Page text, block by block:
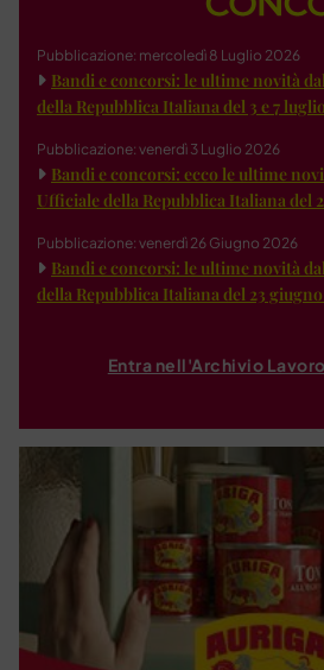
Pubblicazione: mercoledì 8 Luglio 2026
Bandi e concorsi: le ultime novità
della Repubblica Italiana del 3 e 7
Pubblicazione: venerdì 3 Luglio 2026
Bandi e concorsi: ecco le ultime
Ufficiale della Repubblica Italiana del
Pubblicazione: venerdì 26 Giugno 2026
Bandi e concorsi: le ultime novità
della Repubblica Italiana del 23
Entra nell'Archivio